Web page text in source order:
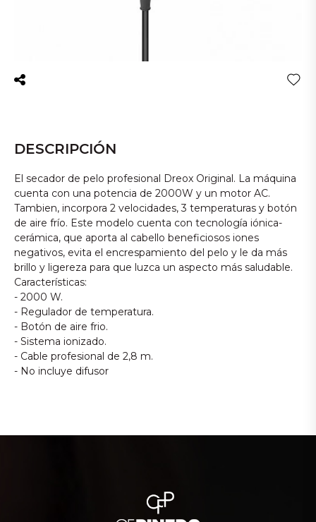
DESCRIPCIÓN
El secador de pelo profesional Dreox Original. La máquina
cuenta con una potencia de 2000W y un motor AC.
Tambien, incorpora 2 velocidades, 3 temperaturas y botón
de aire frío. Este modelo cuenta con tecnología iónica-
cerámica, que aporta al cabello beneficiosos iones
negativos, evita el encrespamiento del pelo y le da más
brillo y ligereza para que luzca un aspecto más saludable.
Características:
- 2000 W.
- Regulador de temperatura.
- Botón de aire frio.
- Sistema ionizado.
- Cable profesional de 2,8 m.
- No incluye difusor